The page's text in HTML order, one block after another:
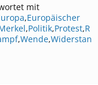
mit
,Europäischer
,Politik,Protest,R
,Wende,Widerstan